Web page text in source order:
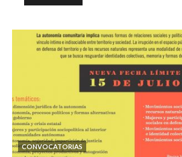
CONVOCATORIAS